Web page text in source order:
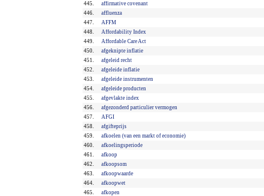
445.
affirmative covenant
446.
affluenza
447.
AFFM
448.
Affordability Index
449.
Affordable Care Act
450.
afgeknipte inflatie
451.
afgeleid recht
452.
afgeleide inflatie
453.
afgeleide instrumenten
454.
afgeleide producten
455.
afgevlakte index
456.
afgezonderd particulier vermogen
457.
AFGI
458.
afgifteprijs
459.
afkoelen (van een markt of economie)
460.
afkoelingsperiode
461.
afkoop
462.
afkoopsom
463.
afkoopwaarde
464.
afkoopwet
465.
afkopen